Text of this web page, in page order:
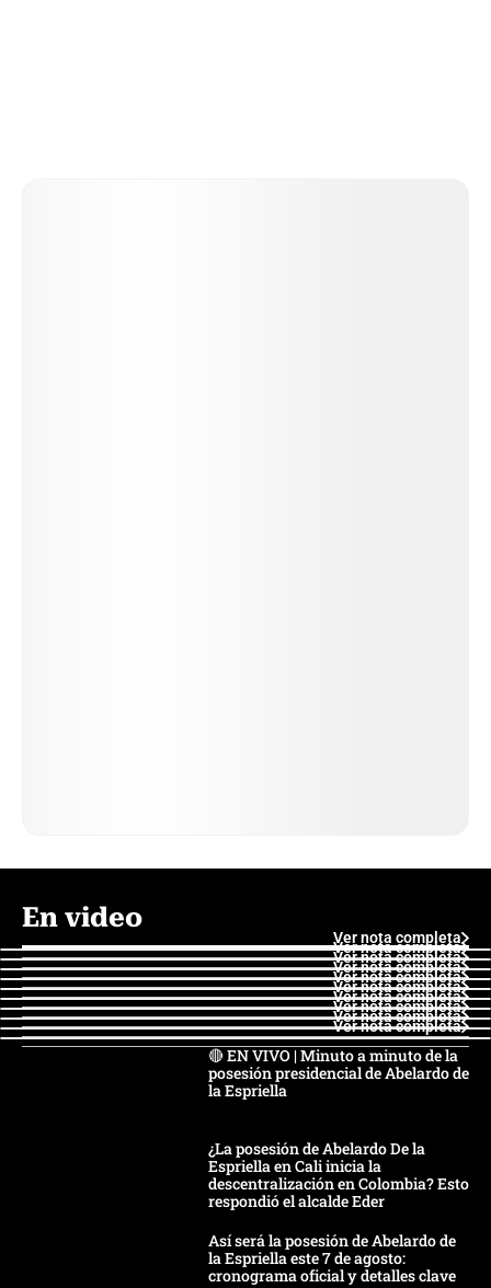
En video
Ver nota completa
Ver nota completa
Ver nota completa
Ver nota completa
Ver nota completa
Ver nota completa
Ver nota completa
Ver nota completa
Ver nota completa
Ver nota completa
🔴 EN VIVO | Minuto a minuto de la
posesión presidencial de Abelardo de
la Espriella
¿La posesión de Abelardo De la
Espriella en Cali inicia la
descentralización en Colombia? Esto
respondió el alcalde Eder
Así será la posesión de Abelardo de
la Espriella este 7 de agosto:
cronograma oficial y detalles clave